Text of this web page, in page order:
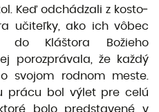
Keď odchádzali z kosto­
učiteľky, ako ich vôbec
do Kláštora Božieho
porozprávala, že každý
svojom rodnom meste.
prácu bol výlet pre celú
bolo predstavené v